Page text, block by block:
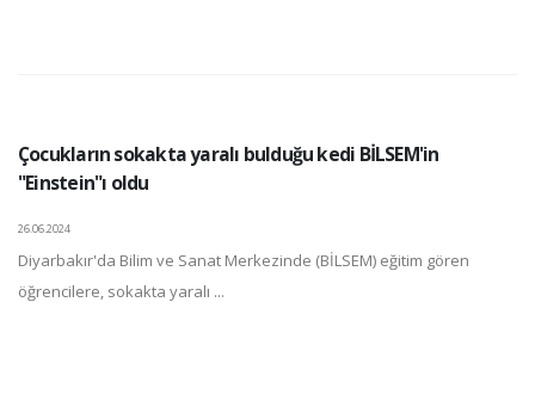
Çocukların sokakta yaralı bulduğu kedi BİLSEM'in
"Einstein"ı oldu
26.06.2024
Diyarbakır'da Bilim ve Sanat Merkezinde (BİLSEM) eğitim gören
öğrencilere, sokakta yaralı ...